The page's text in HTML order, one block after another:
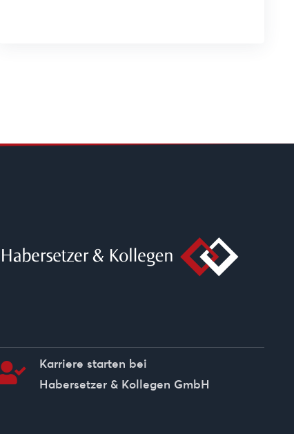
Karriere starten bei
Habersetzer & Kollegen GmbH